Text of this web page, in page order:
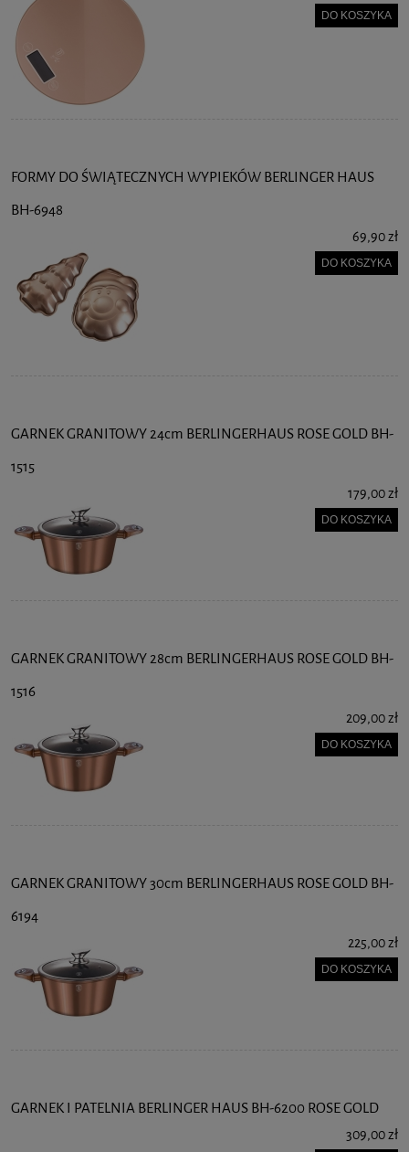
DO KOSZYKA
FORMY DO ŚWIĄTECZNYCH WYPIEKÓW BERLINGER HAUS
BH-6948
69,90 zł
DO KOSZYKA
GARNEK GRANITOWY 24cm BERLINGERHAUS ROSE GOLD BH-
1515
179,00 zł
DO KOSZYKA
GARNEK GRANITOWY 28cm BERLINGERHAUS ROSE GOLD BH-
1516
209,00 zł
DO KOSZYKA
GARNEK GRANITOWY 30cm BERLINGERHAUS ROSE GOLD BH-
6194
225,00 zł
DO KOSZYKA
GARNEK I PATELNIA BERLINGER HAUS BH-6200 ROSE GOLD
309,00 zł